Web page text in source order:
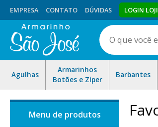
EMPRESA CONTATO DÚVIDAS LOGIN
Agulhas
Armarinhos
Botões e Zíper
Barbantes